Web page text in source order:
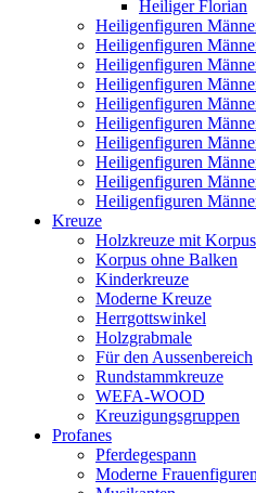
Heiliger Florian
Heiligenfiguren
Heiligenfiguren
Heiligenfiguren
Heiligenfiguren
Heiligenfiguren
Heiligenfiguren
Heiligenfiguren
Heiligenfiguren
Heiligenfiguren
Heiligenfiguren
Kreuze
Holzkreuze mit Korpus
Korpus ohne Balken
Kinderkreuze
Moderne Kreuze
Herrgottswinkel
Holzgrabmale
Für den Aussenbereich
Rundstammkreuze
WEFA-WOOD
Kreuzigungsgruppen
Profanes
Pferdegespann
Moderne Frauenfiguren